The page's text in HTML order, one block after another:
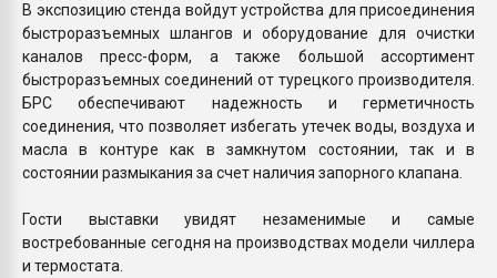
В экспозицию стенда войдут устройства для присоединения
быстроразъемных шлангов и оборудование для очистки
каналов пресс-форм, а также большой ассортимент
быстроразъемных соединений от турецкого производителя.
БРС обеспечивают надежность и герметичность
соединения, что позволяет избегать утечек воды, воздуха и
масла в контуре как в замкнутом состоянии, так и в
состоянии размыкания за счет наличия запорного клапана.
Гости выставки увидят незаменимые и самые
востребованные сегодня на производствах модели чиллера
и термостата.